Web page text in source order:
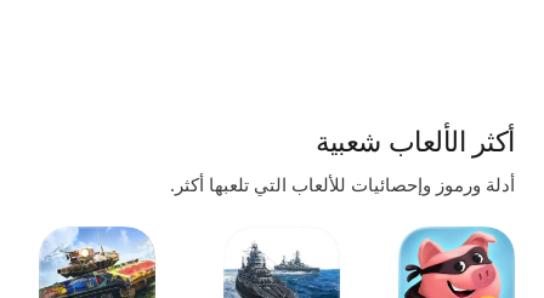
أكثر الألعاب شعبية
أدلة ورموز وإحصائيات للألعاب التي تلعبها أكثر.